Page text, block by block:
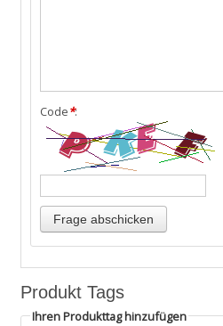
Code*:
Produkt Tags
Ihren Produkttag hinzufügen